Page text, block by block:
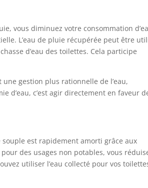
vous diminuez votre consommation
L’eau de pluie récupérée peut être
d’eau des toilettes. Cela participe
gestion plus rationnelle de l’eau,
d’eau, c’est agir directement en faveur
souple est rapidement amorti grâce aux
des usages non potables, vous
utiliser l’eau collecté pour vos